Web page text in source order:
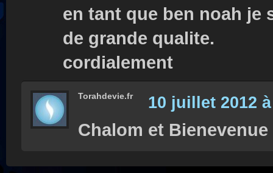
en tant que ben noah je
de grande qualite.
cordialement
Torahdevie.fr 10 juillet 2012
Chalom et